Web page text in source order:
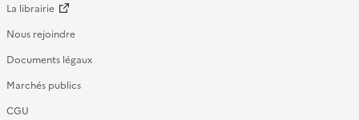
La librairie
Nous rejoindre
Documents légaux
Marchés publics
CGU